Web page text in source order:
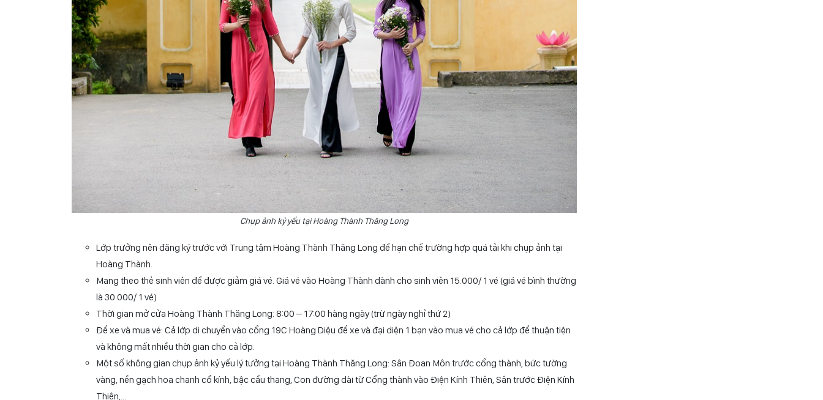
Lớp trưởng nên đăng ký trước với Trung tâm Hoàng Thành Thăng Long để hạn chế trường hợp quá tải khi chụp ảnh tại
Hoàng Thành.
Mang theo thẻ sinh viên để được giảm giá vé. Giá vé vào Hoàng Thành dành cho sinh viên 15.000/ 1 vé (giá vé bình thường
là 30.000/ 1 vé)
Thời gian mở cửa Hoàng Thành Thăng Long: 8:00 – 17:00 hàng ngày (trừ ngày nghỉ thứ 2)